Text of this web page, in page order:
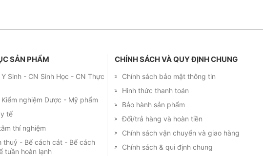
SẢN PHẨM
Sinh - CN Sinh Học - CN Thực
nghiệm Dược - Mỹ phẩm
tế
thí nghiệm
thuỷ - Bể cách cát - Bể cách
tuần hoàn lạnh
CHÍNH SÁCH VÀ QUY ĐỊNH CHUNG
Chính sách bảo mật thông tin
Hình thức thanh toán
Bảo hành sản phẩm
Đổi/trả hàng và hoàn tiền
Chính sách vận chuyển và giao hàng
Chính sách & qui định chung